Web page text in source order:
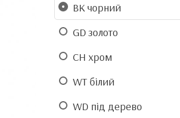
BK чорний
GD золото
CH хром
WT білий
WD під дерево